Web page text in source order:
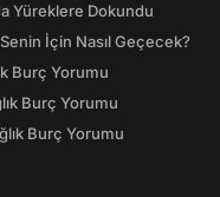
Yüreklere Dokundu
İçin Nasıl Geçecek?
Burç Yorumu
Burç Yorumu
Burç Yorumu